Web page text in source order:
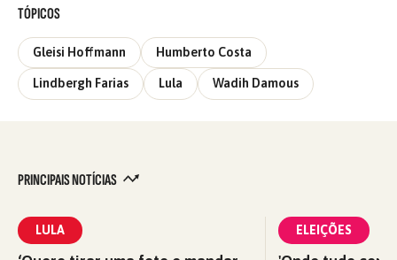
TÓPICOS
Gleisi Hoffmann Humberto Costa
Lindbergh Farias Lula Wadih Damous
PRINCIPAIS NOTÍCIAS
LULA ELEIÇÕES